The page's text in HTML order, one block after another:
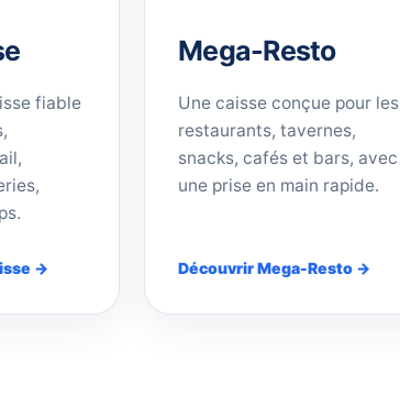
fiable
→
Mega-Resto
Une caisse conçue pour les
restaurants, tavernes,
snacks, cafés et bars, avec
une prise en main rapide.
Découvrir Mega-Resto →